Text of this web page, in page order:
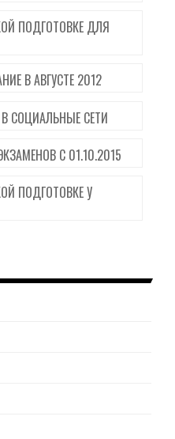
ПОДГОТОВКЕ ДЛЯ
В АВГУСТЕ 2012
СОЦИАЛЬНЫЕ СЕТИ
С 01.10.2015
ПОДГОТОВКЕ У